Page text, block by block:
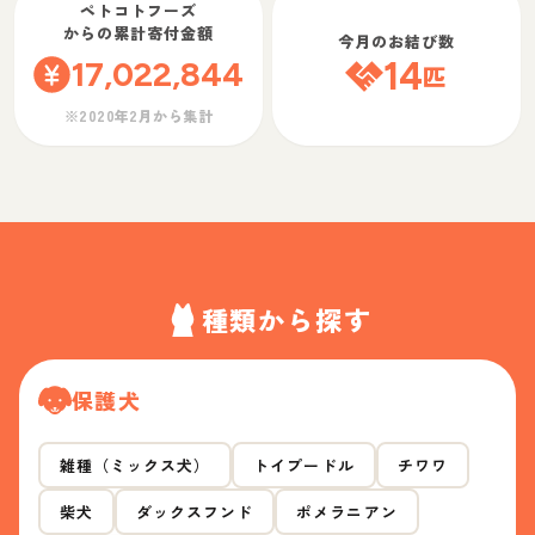
ペトコトフーズ
からの累計寄付金額
17,022,844
※2020年2月から集計
今月のお結び数
14匹
種類から探す
保護犬
雑種（ミックス犬） トイプードル チワワ
柴犬 ダックスフンド ポメラニアン